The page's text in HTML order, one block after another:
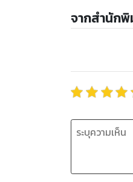
จากสำนักพิ